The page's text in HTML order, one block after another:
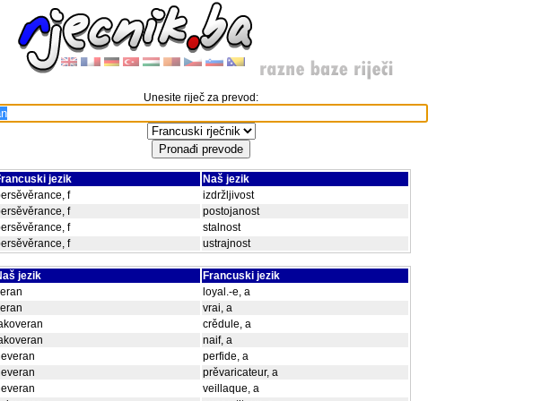
Unesite riječ za prevod:
jezik
Naš jezik
f
izdržljivost
f
postojanost
f
stalnost
f
ustrajnost
jezik
Francuski jezik
loyal.-e, a
vrai, a
crědule, a
naif, a
perfide, a
prěvaricateur, a
veillaque, a